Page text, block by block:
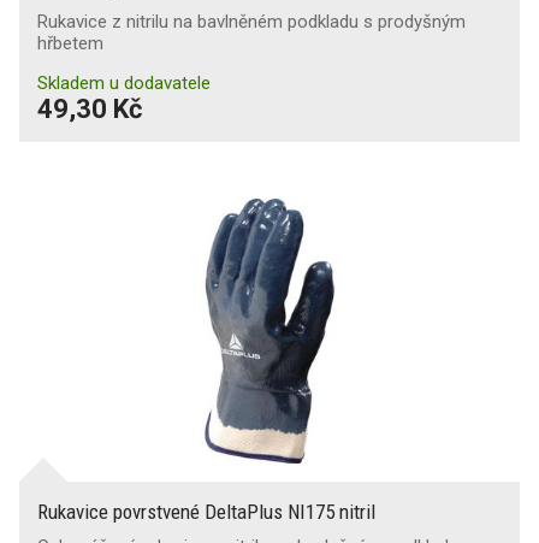
Rukavice z nitrilu na bavlněném podkladu s prodyšným
hřbetem
Skladem u dodavatele
49,30 Kč
Rukavice povrstvené DeltaPlus NI175 nitril